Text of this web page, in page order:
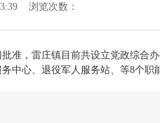
浏览次数：
准，雷庄镇目前共设立党政综合
中心、退役军人服务站、等8个